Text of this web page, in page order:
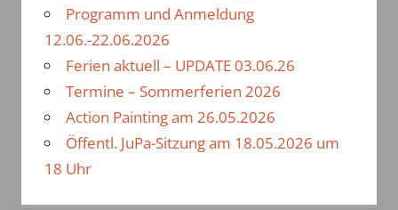
Programm und Anmeldung
12.06.-22.06.2026
Ferien aktuell – UPDATE 03.06.26
Termine – Sommerferien 2026
Action Painting am 26.05.2026
Öffentl. JuPa-Sitzung am 18.05.2026 um
18 Uhr